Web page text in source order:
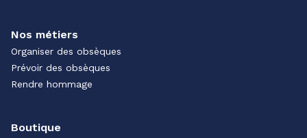
Nos métiers
Organiser des obsèques
Prévoir des obsèques
Rendre hommage
Boutique